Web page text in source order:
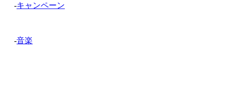
-キャンペーン
-音楽